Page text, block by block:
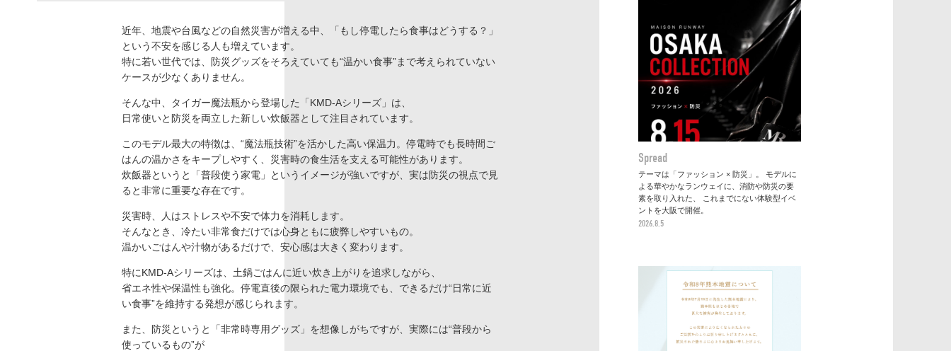
近年、地震や台風などの自然災害が増える中、「もし停電したら食事はどうする？」
という不安を感じる人も増えています。
特に若い世代では、防災グッズをそろえていても“温かい食事”まで考えられていない
ケースが少なくありません。
そんな中、タイガー魔法瓶から登場した「KMD-Aシリーズ」は、
日常使いと防災を両立した新しい炊飯器として注目されています。
このモデル最大の特徴は、“魔法瓶技術”を活かした高い保温力。停電時でも長時間ご
はんの温かさをキープしやすく、災害時の食生活を支える可能性があります。
炊飯器というと「普段使う家電」というイメージが強いですが、実は防災の視点で見
ると非常に重要な存在です。
災害時、人はストレスや不安で体力を消耗します。
そんなとき、冷たい非常食だけでは心身ともに疲弊しやすいもの。
温かいごはんや汁物があるだけで、安心感は大きく変わります。
特にKMD-Aシリーズは、土鍋ごはんに近い炊き上がりを追求しながら、
省エネ性や保温性も強化。停電直後の限られた電力環境でも、できるだけ“日常に近
い食事”を維持する発想が感じられます。
また、防災というと「非常時専用グッズ」を想像しがちですが、実際には“普段から
使っているもの”が
Spread
テーマは「ファッション × 防災」。 モデルに
よる華やかなランウェイに、消防や防災の要
素を取り入れた、 これまでにない体験型イベ
ントを大阪で開催。
2026.8.5